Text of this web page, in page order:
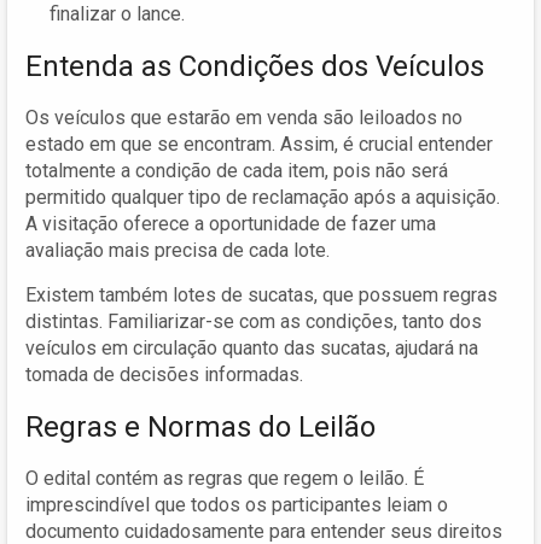
finalizar o lance.
Entenda as Condições dos Veículos
Os veículos que estarão em venda são leiloados no
estado em que se encontram. Assim, é crucial entender
totalmente a condição de cada item, pois não será
permitido qualquer tipo de reclamação após a aquisição.
A visitação oferece a oportunidade de fazer uma
avaliação mais precisa de cada lote.
Existem também lotes de sucatas, que possuem regras
distintas. Familiarizar-se com as condições, tanto dos
veículos em circulação quanto das sucatas, ajudará na
tomada de decisões informadas.
Regras e Normas do Leilão
O edital contém as regras que regem o leilão. É
imprescindível que todos os participantes leiam o
documento cuidadosamente para entender seus direitos